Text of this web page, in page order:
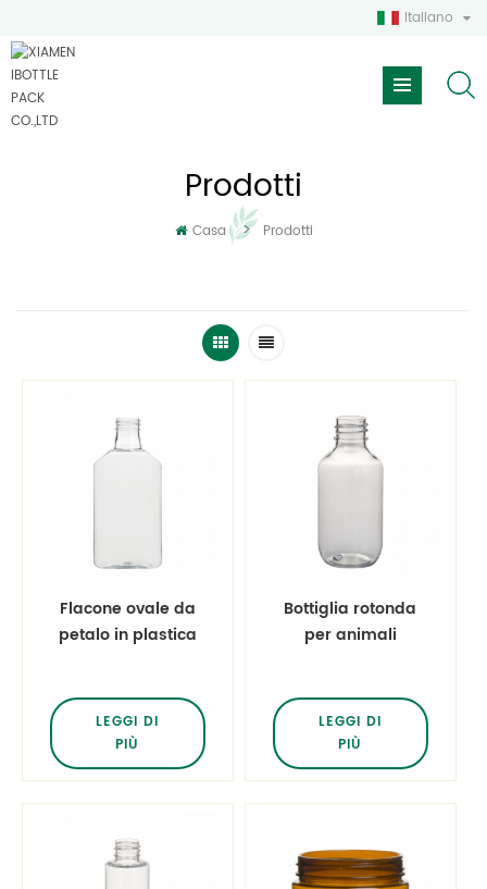
Italiano
Prodotti
Casa > Prodotti
Flacone ovale da
petalo in plastica
LEGGI DI
PIÙ
Bottiglia rotonda
per animali
trasparente da 60
ml
LEGGI DI
PIÙ